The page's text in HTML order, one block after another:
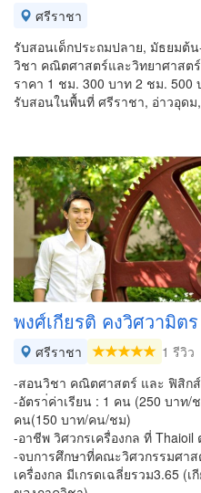
ศรีราชา
รับสอนเด็กประถมปลาย, มัธยมต้
วิชา คณิตศาสตร์และวิทยาศาสตร์
ราคา 1 ชม. 300 บาท 2 ชม. 500
รับสอนในพื้นที่ ศรีราชา, อ่าวอุดม
พงศ์เกียรติ คงวิศวามิตร
ศรีราชา
1 รีวิว
-สอนวิชา คณิตศาสตร์ และ ฟิสิก
-อัตรา่ค่าเรียน : 1 คน (250 บาท
คน(150 บาท/คน/ชม)
-อาชีพ วิศวกรเครื่องกล ที่ Thaioil
-จบการศึกษาที่คณะวิศวกรรมศา
เครื่องกล มีเกรดเฉลี่ยรวม3.65